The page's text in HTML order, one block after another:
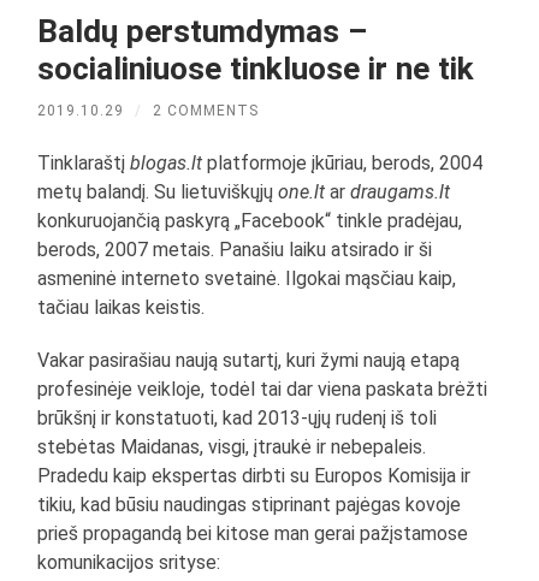
Baldų perstumdymas –
socialiniuose tinkluose ir ne tik
2019.10.29 / 2 COMMENTS
Tinklaraštįblogas.lt platformoje įkūriau, berods, 2004
metų balandį. Su lietuviškųjųone.lt ardraugams.lt
konkuruojančią paskyrą „Facebook“ tinkle pradėjau,
berods, 2007 metais. Panašiu laiku atsirado ir ši
asmeninė interneto svetainė. Ilgokai mąsčiau kaip,
tačiau laikas keistis.
Vakar pasirašiau naują sutartį, kuri žymi naują etapą
profesinėje veikloje, todėl tai dar viena paskata brėžti
brūkšnį ir konstatuoti, kad 2013-ųjų rudenį iš toli
stebėtas Maidanas, visgi, įtraukė ir nebepaleis.
Pradedu kaip ekspertas dirbti su Europos Komisija ir
tikiu, kad būsiu naudingas stiprinant pajėgas kovoje
prieš propagandą bei kitose man gerai pažįstamose
komunikacijos srityse: